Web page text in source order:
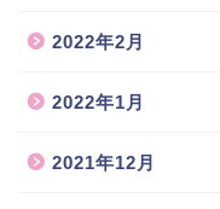
2022年2月
2022年1月
2021年12月